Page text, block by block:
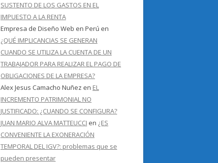
SUSTENTO DE LOS GASTOS EN EL
IMPUESTO A LA RENTA
Empresa de Diseño Web en Perú en
¿QUÉ IMPLICANCIAS SE GENERAN
CUANDO SE UTILIZA LA CUENTA DE UN
TRABAJADOR PARA REALIZAR EL PAGO DE
OBLIGACIONES DE LA EMPRESA?
Alex Jesus Camacho Nuñez en EL
INCREMENTO PATRIMONIAL NO
JUSTIFICADO: ¿CUANDO SE CONFIGURA?
JUAN MARIO ALVA MATTEUCCI en ¿ES
CONVENIENTE LA EXONERACIÓN
TEMPORAL DEL IGV?: problemas que se
pueden presentar